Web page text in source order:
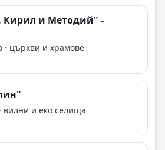
Кирил и Методий" -
· църкви и храмове
вилни и еко селища